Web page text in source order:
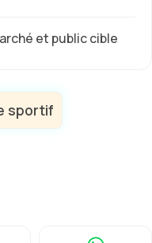
et public cible
sportif